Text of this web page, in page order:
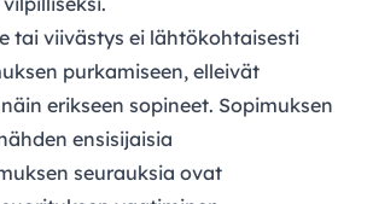
tai viivästys ei lähtökohtaisesti
purkamiseen, elleivät
erikseen sopineet. Sopimuksen
ensisijaisia
seurauksia ovat